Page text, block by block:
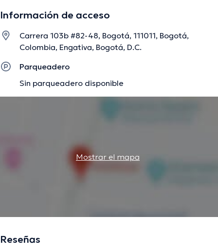
Información de acceso
Carrera 103b #82-48, Bogotá, 111011, Bogotá,
Colombia, Engativa, Bogotá, D.C.
Parqueadero
Sin parqueadero disponible
Mostrar el mapa
Reseñas